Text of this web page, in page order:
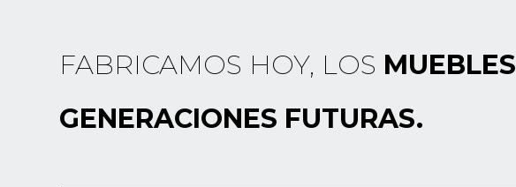
FABRICAMOS HOY, LOS MUEBLES
GENERACIONES FUTURAS.